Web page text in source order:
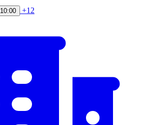
10:00 +12